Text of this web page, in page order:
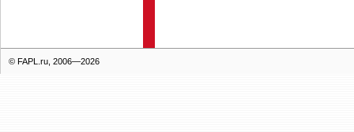
© FAPL.ru, 2006—2026